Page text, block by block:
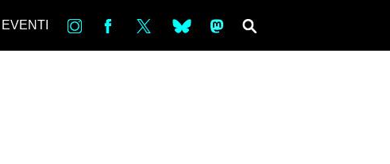
EVENTI in bsky ms